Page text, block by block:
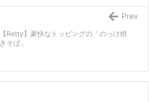
【Retty】豪快なトッピングの「のっけ焼
きそば」
Prev